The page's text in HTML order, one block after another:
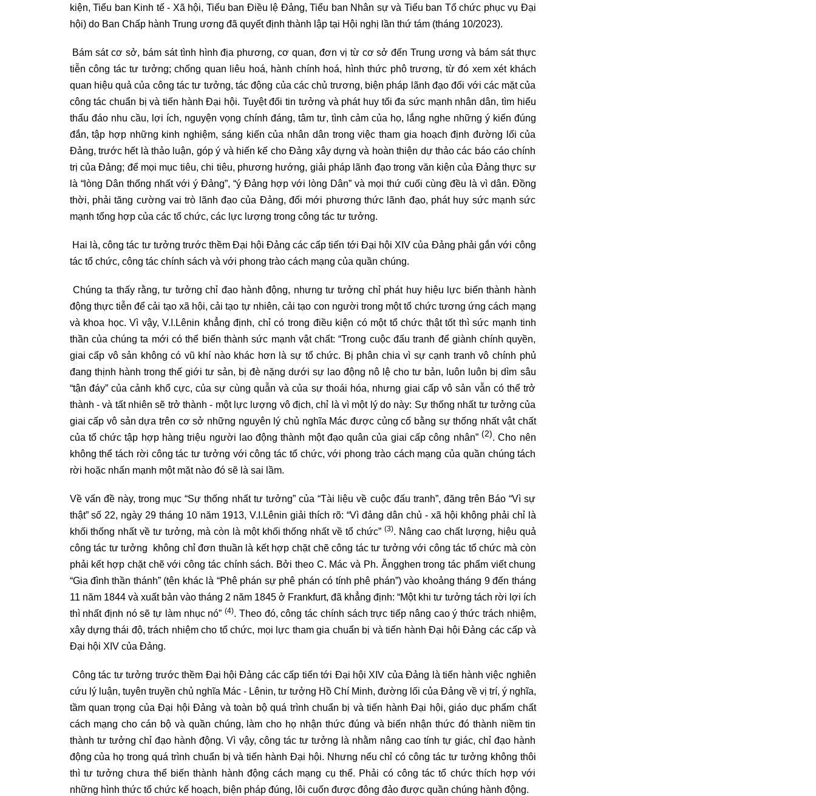
kiện, Tiểu ban Kinh tế - Xã hội, Tiểu ban Điều lệ Đảng, Tiểu ban Nhân sự và Tiểu ban Tổ chức phục vụ Đại
hội) do Ban Chấp hành Trung ương đã quyết định thành lập tại Hội nghị lần thứ tám (tháng 10/2023).
Bám sát cơ sở, bám sát tình hình địa phương, cơ quan, đơn vị từ cơ sở đến Trung ương và bám sát thực
tiễn công tác tư tưởng; chống quan liêu hoá, hành chính hoá, hình thức phô trương, từ đó xem xét khách
quan hiệu quả của công tác tư tưởng, tác động của các chủ trương, biện pháp lãnh đạo đối với các mặt của
công tác chuẩn bị và tiến hành Đại hội. Tuyệt đối tin tưởng và phát huy tối đa sức mạnh nhân dân, tìm hiểu
thấu đáo nhu cầu, lợi ích, nguyện vọng chính đáng, tâm tư, tình cảm của họ, lắng nghe những ý kiến đúng
đắn, tập hợp những kinh nghiệm, sáng kiến của nhân dân trong việc tham gia hoạch định đường lối của
Đảng, trước hết là thảo luận, góp ý và hiến kế cho Đảng xây dựng và hoàn thiện dự thảo các báo cáo chính
trị của Đảng; để mọi mục tiêu, chi tiêu, phương hướng, giải pháp lãnh đạo trong văn kiện của Đảng thực sự
là “lòng Dân thống nhất với ý Đảng”, “ý Đảng hợp với lòng Dân” và mọi thứ cuối cùng đều là vì dân. Đồng
thời, phải tăng cường vai trò lãnh đạo của Đảng, đổi mới phương thức lãnh đạo, phát huy sức mạnh sức
mạnh tổng hợp của các tổ chức, các lực lượng trong công tác tư tưởng.
Hai là, công tác tư tưởng trước thềm Đại hội Đảng các cấp tiến tới Đại hội XIV của Đảng phải gắn với công
tác tổ chức, công tác chính sách và với phong trào cách mạng của quần chúng.
Chúng ta thấy rằng, tư tưởng chỉ đạo hành động, nhưng tư tưởng chỉ phát huy hiệu lực biến thành hành
động thực tiễn để cải tạo xã hội, cải tạo tự nhiên, cải tạo con người trong một tổ chức tương ứng cách mạng
và khoa học. Vì vậy,V.I.Lênin khẳng định, chỉ có trong điều kiện có một tổ chức thật tốt thì sức mạnh tinh
thần của chúng ta mới có thể biến thành sức mạnh vật chất: “Trong cuộc đấu tranh để giành chính quyền,
giai cấp vô sản không có vũ khí nào khác hơn là sự tổ chức. Bị phân chia vì sự cạnh tranh vô chính phủ
đang thịnh hành trong thế giới tư sản, bị đè nặng dưới sự lao động nô lệ cho tư bản, luôn luôn bị dìm sâu
“tận đáy” của cảnh khổ cực, của sự cùng quẫn và của sự thoái hóa, nhưng giai cấp vô sản vẫn có thể trở
thành - và tất nhiên sẽ trở thành - một lực lượng vô địch, chỉ là vì một lý do này: Sự thống nhất tư tưởng của
giai cấp vô sản dựa trên cơ sở những nguyên lý chủ nghĩa Mác được củng cố bằng sự thống nhất vật chất
của tổ chức tập hợp hàng triệu người lao động thành một đạo quân của giai cấp công nhân” (2). Cho nên
không thể tách rời công tác tư tưởng với công tác tổ chức, với phong trào cách mạng của quần chúng tách
rời hoặc nhấn mạnh một mặt nào đó sẽ là sai lầm.
Về vấn đề này, trong mục “Sự thống nhất tư tưởng” của “Tài liệu về cuộc đấu tranh”, đăng trên Báo “Vì sự
thật” số 22, ngày 29 tháng 10 năm 1913, V.I.Lênin giải thích rõ: “Vì đảng dân chủ ‐ xã hội không phải chỉ là
khối thống nhất về tư tưởng, mà còn là một khối thống nhất về tổ chức”(3). Nâng cao chất lượng, hiệu quả
công tác tư tưởng không chỉ đơn thuần là kết hợp chặt chẽ công tác tư tưởng với công tác tổ chức mà còn
phải kết hợp chặt chẽ với công tác chính sách. Bởi theo C. Mác và Ph. Ăngghen trong tác phẩm viết chung
“Gia đình thần thánh” (tên khác là “Phê phán sự phê phán có tính phê phán”) vào khoảng tháng 9 đến tháng
11 năm 1844 và xuất bản vào tháng 2 năm 1845 ở Frankfurt, đã khẳng định: “Một khi tư tưởng tách rời lợi ích
thì nhất định nó sẽ tự làm nhục nó”(4). Theo đó, công tác chính sách trực tiếp nâng cao ý thức trách nhiệm,
xây dựng thái độ, trách nhiệm cho tổ chức, mọi lực tham gia chuẩn bị và tiến hành Đại hội Đảng các cấp và
Đại hội XIV của Đảng.
Công tác tư tưởng trước thềm Đại hội Đảng các cấp tiến tới Đại hội XIV của Đảng là tiến hành việc nghiên
cứu lý luận, tuyên truyền chủ nghĩa Mác - Lênin, tư tưởng Hồ Chí Minh, đường lối của Đảng về vị trí, ý nghĩa,
tầm quan trọng của Đại hội Đảng và toàn bộ quá trình chuẩn bị và tiến hành Đại hội, giáo dục phẩm chất
cách mạng cho cán bộ và quần chúng, làm cho họ nhận thức đúng và biến nhận thức đó thành niềm tin
thành tư tưởng chỉ đạo hành động. Vì vậy, công tác tư tưởng là nhằm nâng cao tính tự giác, chỉ đạo hành
động của họ trong quá trình chuẩn bị và tiến hành Đại hội. Nhưng nếu chỉ có công tác tư tưởng không thôi
thì tư tưởng chưa thể biến thành hành động cách mạng cụ thể. Phải có công tác tổ chức thích hợp với
những hình thức tổ chức kế hoạch, biện pháp đúng, lôi cuốn được đông đảo được quần chúng hành động.